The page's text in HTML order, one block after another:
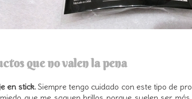
que no valen la pena
en stick.Siempre tengo cuidado con este tipo de